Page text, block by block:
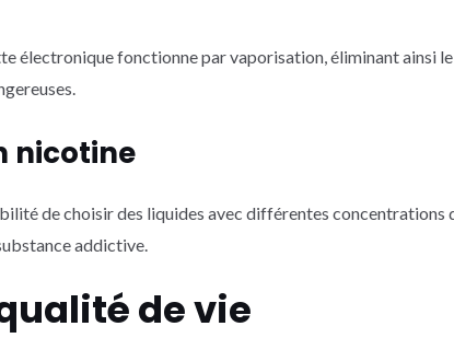
électronique fonctionne par vaporisation, éliminant ainsi
nicotine
de choisir des liquides avec différentes concentrations
addictive.
de vie